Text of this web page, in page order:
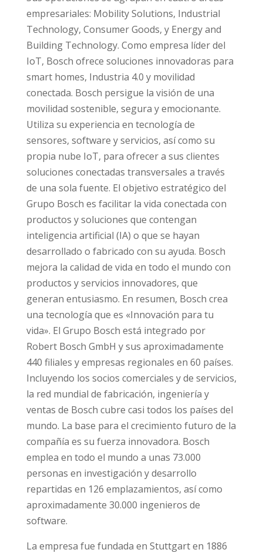
empresariales: Mobility Solutions, Industrial
Technology, Consumer Goods, y Energy and
Building Technology. Como empresa líder del
IoT, Bosch ofrece soluciones innovadoras para
smart homes, Industria 4.0 y movilidad
conectada. Bosch persigue la visión de una
movilidad sostenible, segura y emocionante.
Utiliza su experiencia en tecnología de
sensores, software y servicios, así como su
propia nube IoT, para ofrecer a sus clientes
soluciones conectadas transversales a través
de una sola fuente. El objetivo estratégico del
Grupo Bosch es facilitar la vida conectada con
productos y soluciones que contengan
inteligencia artificial (IA) o que se hayan
desarrollado o fabricado con su ayuda. Bosch
mejora la calidad de vida en todo el mundo con
productos y servicios innovadores, que
generan entusiasmo. En resumen, Bosch crea
una tecnología que es «Innovación para tu
vida». El Grupo Bosch está integrado por
Robert Bosch GmbH y sus aproximadamente
440 filiales y empresas regionales en 60 países.
Incluyendo los socios comerciales y de servicios,
la red mundial de fabricación, ingeniería y
ventas de Bosch cubre casi todos los países del
mundo. La base para el crecimiento futuro de la
compañía es su fuerza innovadora. Bosch
emplea en todo el mundo a unas 73.000
personas en investigación y desarrollo
repartidas en 126 emplazamientos, así como
aproximadamente 30.000 ingenieros de
software.
La empresa fue fundada en Stuttgart en 1886